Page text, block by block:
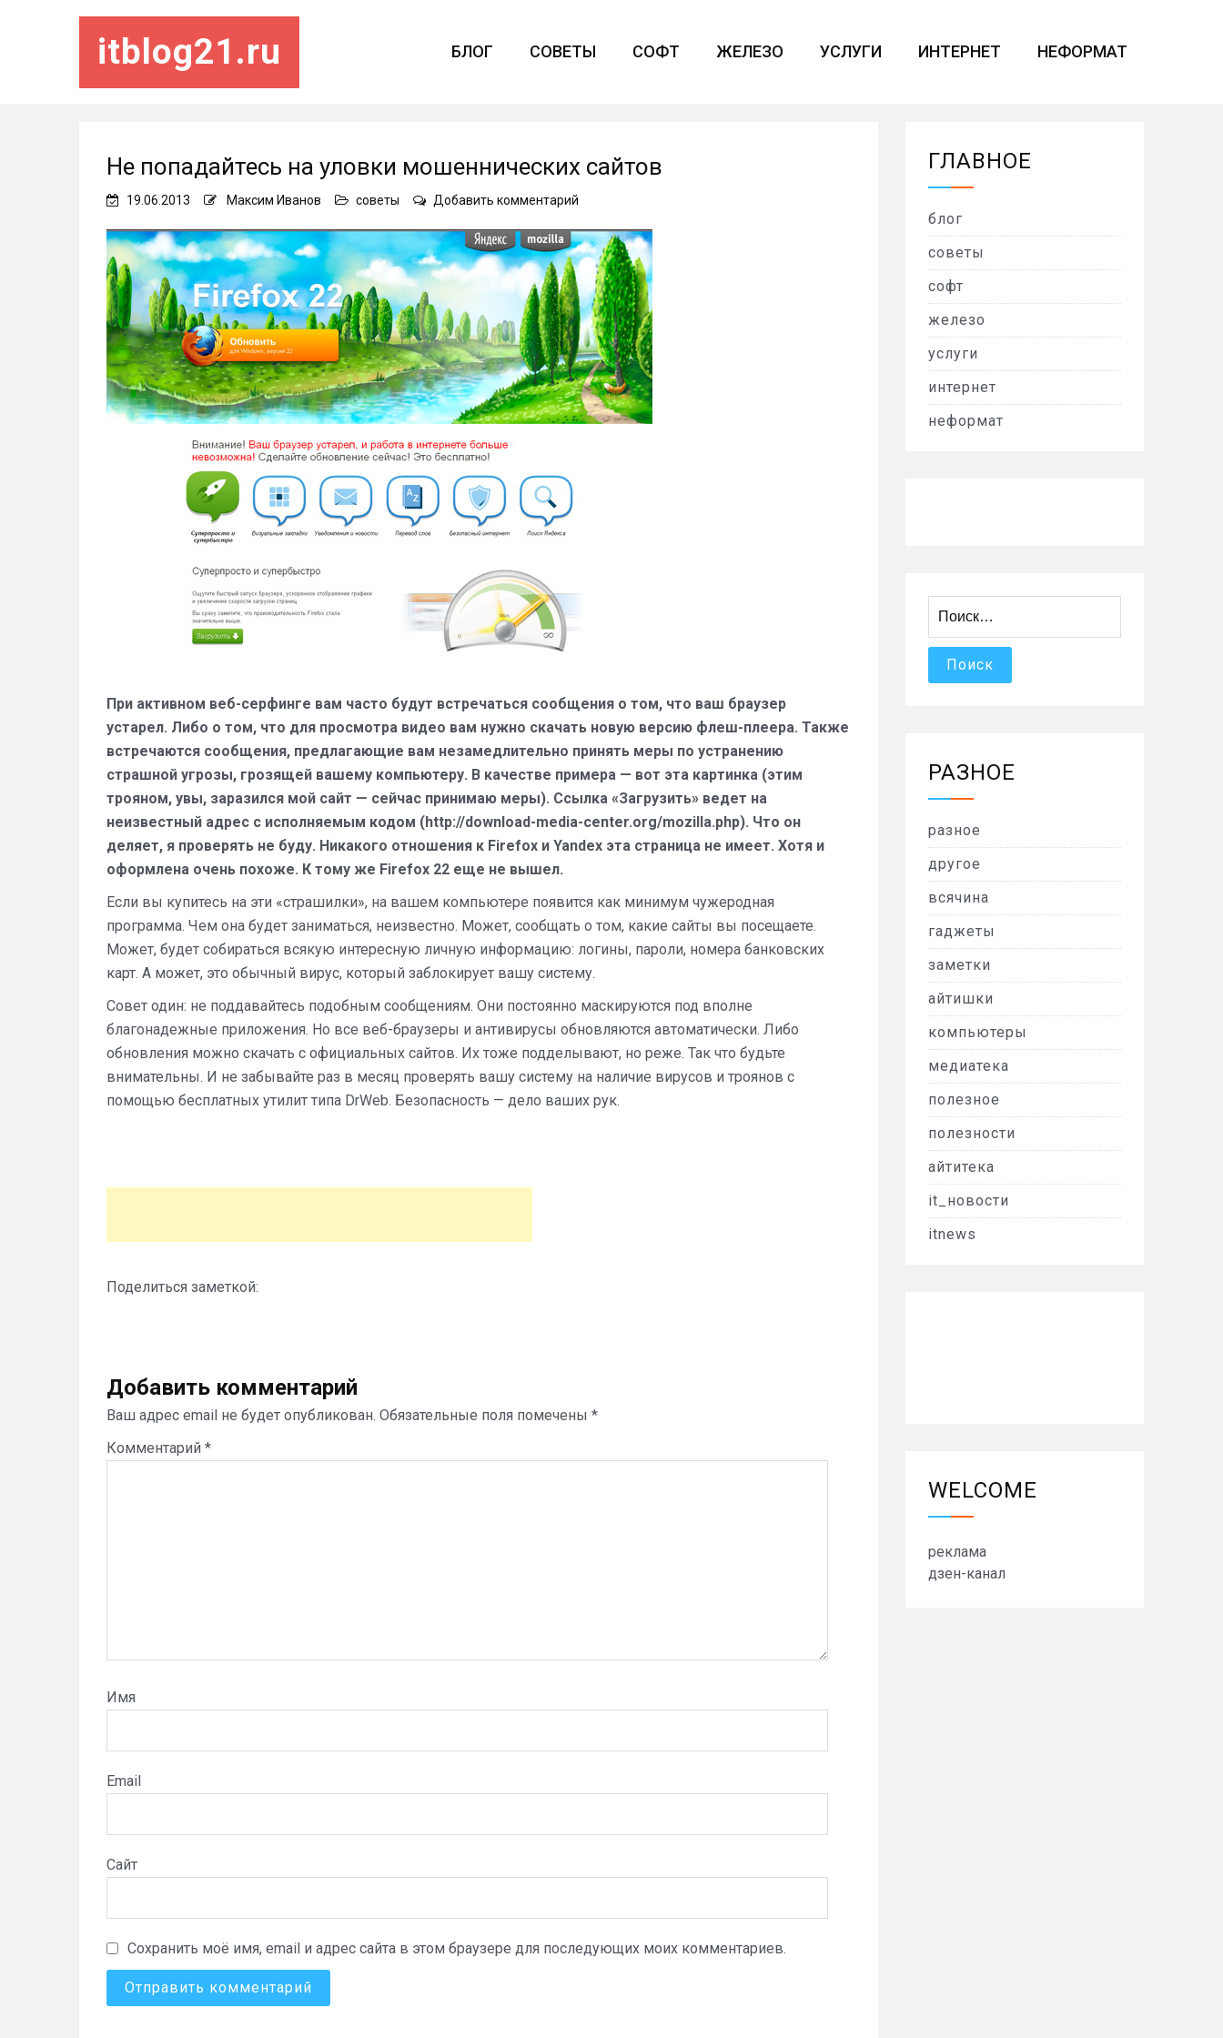
itblog21.ru БЛОГ СОВЕТЫ СОФТ ЖЕЛЕЗО УСЛУГИ ИНТЕРНЕТ НЕФОРМАТ
Не попадайтесь на уловки мошеннических сайтов
19.06.2013 Максим Иванов советы Добавить комментарий
попадайтесь
на
уловки
мошеннических
сайтов
При активном веб-серфинге вам часто будут встречаться сообщения о том, что ваш браузер
устарел. Либо о том, что для просмотра видео вам нужно скачать новую версию флеш-плеера. Также
встречаются сообщения, предлагающие вам незамедлительно принять меры по устранению
страшной угрозы, грозящей вашему компьютеру. В качестве примера — вот эта картинка (этим
трояном, увы, заразился мой сайт — сейчас принимаю меры). Ссылка «Загрузить» ведет на
неизвестный адрес с исполняемым кодом (http://download-media-center.org/mozilla.php). Что он
деляет, я проверять не буду. Никакого отношения к Firefox и Yandex эта страница не имеет. Хотя и
оформлена очень похоже. К тому же Firefox 22 еще не вышел.
Если вы купитесь на эти «страшилки», на вашем компьютере появится как минимум чужеродная
программа. Чем она будет заниматься, неизвестно. Может, сообщать о том, какие сайты вы посещаете.
Может, будет собираться всякую интересную личную информацию: логины, пароли, номера банковских
карт. А может, это обычный вирус, который заблокирует вашу систему.
Совет один: не поддавайтесь подобным сообщениям. Они постоянно маскируются под вполне
благонадежные приложения. Но все веб-браузеры и антивирусы обновляются автоматически. Либо
обновления можно скачать с официальных сайтов. Их тоже подделывают, но реже. Так что будьте
внимательны. И не забывайте раз в месяц проверять вашу систему на наличие вирусов и троянов с
помощью бесплатных утилит типа DrWeb. Безопасность — дело ваших рук.
Поделиться заметкой:
Добавить комментарий
Ваш адрес email не будет опубликован. Обязательные поля помечены *
Комментарий *
Имя
Email
Сайт
Сохранить моё имя, email и адрес сайта в этом браузере для последующих моих комментариев.
ГЛАВНОЕ
блог
советы
софт
железо
услуги
интернет
неформат
РАЗНОЕ
разное
другое
всячина
гаджеты
заметки
айтишки
компьютеры
медиатека
полезное
полезности
айтитека
it_новости
itnews
WELCOME
реклама
дзен-канал